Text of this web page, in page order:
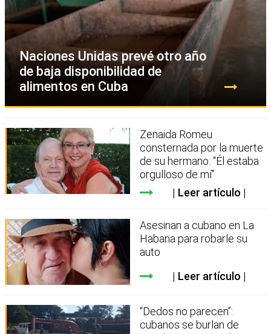
Naciones Unidas prevé otro año
de baja disponibilidad de
alimentos en Cuba
Zenaida Romeu
consternada por la muerte
de su hermano: “Él estaba
orgulloso de mí”
Leer artículo
Asesinan a cubano en La
Habana para robarle su
auto
Leer artículo
“Dedos no parecen”:
cubanos se burlan de